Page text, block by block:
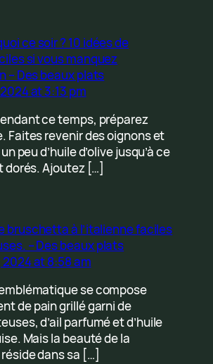
ce soir ? 10 idées de
si vous manquez
– Des beaux plats
at 3:13 pm
ce temps, préparez
Faites revenir des oignons et
peu d’huile d’olive jusqu’à ce
dorés. Ajoutez […]
bruschetta à l’italienne faciles
– Des beaux plats
at 8:58 am
se compose
de pain grillé garni de
d’ail parfumé et d’huile
Mais la beauté de la
dans sa […]